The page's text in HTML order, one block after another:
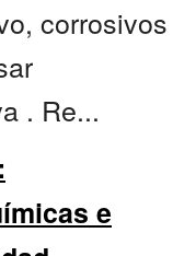
corrosivos
. Re...
e